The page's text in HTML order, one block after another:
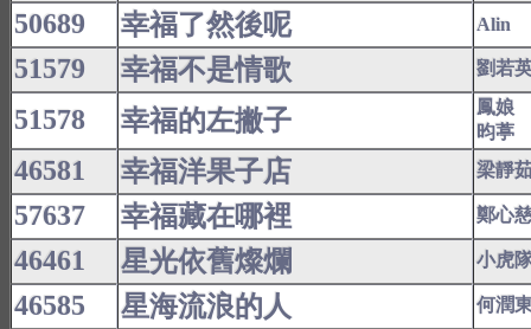
50689 幸福了然後呢 Alin
51579 幸福不是情歌 劉若
51578 幸福的左撇子
鳳娘
昀葶
46581 幸福洋果子店 梁靜
57637 幸福藏在哪裡 鄭心
46461 星光依舊燦爛 小虎
46585 星海流浪的人 何潤